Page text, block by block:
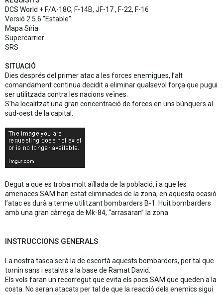
DCS World + F/A-18C, F-14B, JF-17 , F-22, F-16
Versió 2.5.6 "Estable"
Mapa Síria
Supercarrier
SRS
SITUACIÓ
Dies després del primer atac a les forces enemigues, l’alt
comandament continua decidit a eliminar qualsevol força que pugui
ser utilitzada contra les nacions veïnes.
S’ha localitzat una gran concentració de forces en uns búnquers al
sud-oest de la capital.
Degut a que es troba molt aïllada de la població, i a que les
amenaces SAM han estat eliminades de la zona, en aquesta ocasió
l’atac es durà a terme utilitzant bombarders B-1. Huit bombarders
amb una gran càrrega de Mk-84, “arrasaran” la zona.
INSTRUCCIONS GENERALS
La nostra tasca serà la de escortà aquests bombarders, per tal que
tornin sans i estalvis a la base de Ramat David.
Els vols faran un recorregut que evita els pocs SAM que queden a la
costa. No seran atacats per tal de que la reacció dels enemics sigui